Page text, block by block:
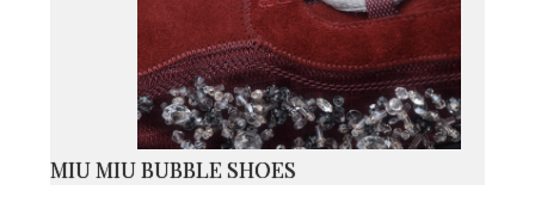
MIU MIU BUBBLE SHOES